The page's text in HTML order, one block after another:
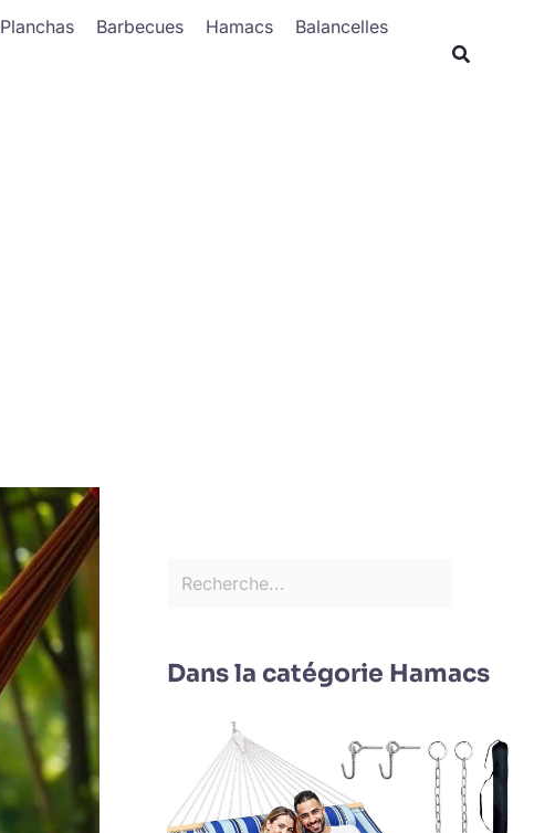
Planchas Barbecues Hamacs Balancelles
Rechercher
Dans la catégorie Hamacs